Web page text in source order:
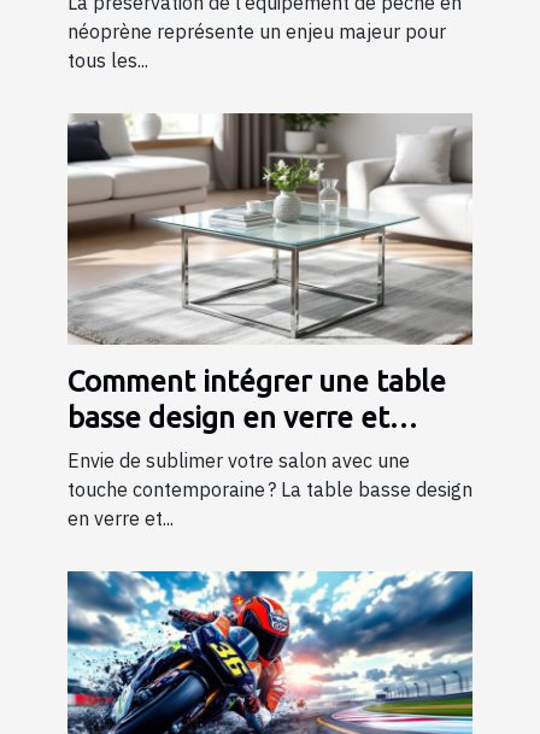
néoprène représente un enjeu majeur pour
tous les...
Comment intégrer une table
basse design en verre et
métal dans votre salon ?
Envie de sublimer votre salon avec une
touche contemporaine ? La table basse design
en verre et...